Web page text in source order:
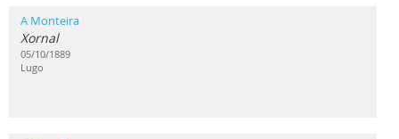
A Monteira
Xornal
05/10/1889
Lugo